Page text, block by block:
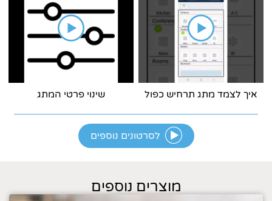
איך לצמד מתג תרחיש כפול שינוי פרטי המתג
לסרטונים נוספים
מוצרים נוספים